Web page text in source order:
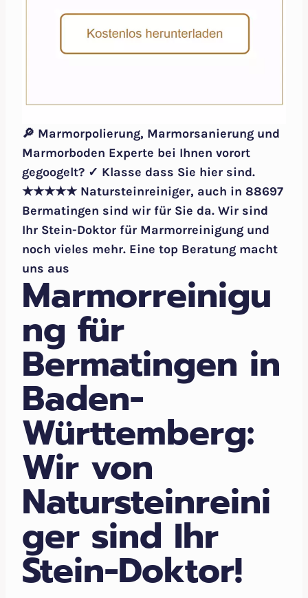
🔎 Marmorpolierung, Marmorsanierung und
Marmorboden Experte bei Ihnen vorort
gegoogelt? ✓ Klasse dass Sie hier sind.
★★★★★ Natursteinreiniger, auch in 88697
Bermatingen sind wir für Sie da. Wir sind
Ihr Stein-Doktor für Marmorreinigung und
noch vieles mehr. Eine top Beratung macht
uns aus
Marmorreinigu
ng für
Bermatingen in
Baden-
Württemberg:
Wir von
Natursteinreini
ger sind Ihr
Stein-Doktor!